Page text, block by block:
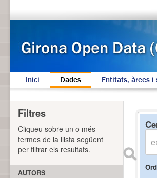
Inici Dades Entitats, àrees i
Filtres
Cliqueu sobre un o més
termes de la llista següent
per filtrar els resultats.
AUTORS